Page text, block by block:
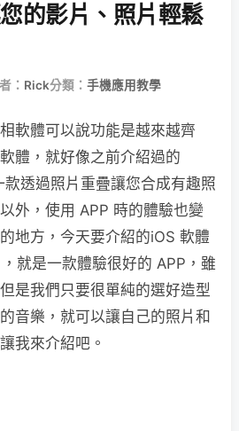
的影片、照片輕鬆
： Rick分類： 手機應用教學
軟體可以說功能是越來越齊
體，就好像之前介紹過的
款透過照片重疊讓您合成有趣照
外，使用 APP 時的體驗也變
地方，今天要介紹的iOS 軟體
就是一款體驗很好的 APP，雖
是我們只要很單純的選好造型
音樂，就可以讓自己的照片和
我來介紹吧。